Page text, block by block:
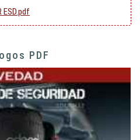
ESD.pdf
PDF